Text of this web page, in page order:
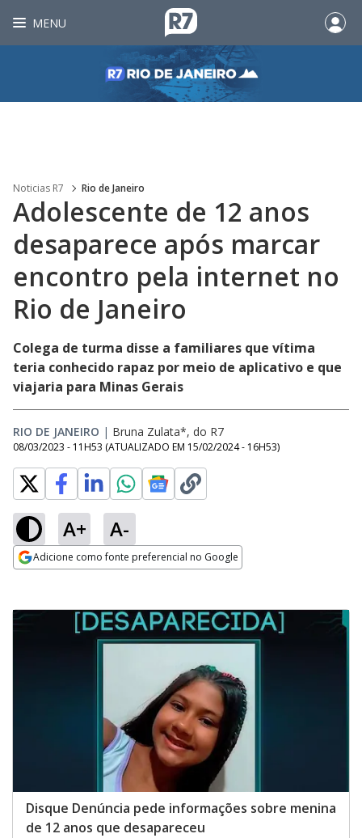
MENU
Noticias R7 Rio de Janeiro
Adolescente de 12 anos
desaparece após marcar
encontro pela internet no
Rio de Janeiro
Colega de turma disse a familiares que vítima
teria conhecido rapaz por meio de aplicativo e que
viajaria para Minas Gerais
RIO DE JANEIRO | Bruna Zulata*, do R7
08/03/2023 - 11H53 (ATUALIZADO EM 15/02/2024 - 16H53)
A+ A-
Adicione como fonte preferencial no Google
Disque Denúncia pede informações sobre menina
de 12 anos que desapareceu